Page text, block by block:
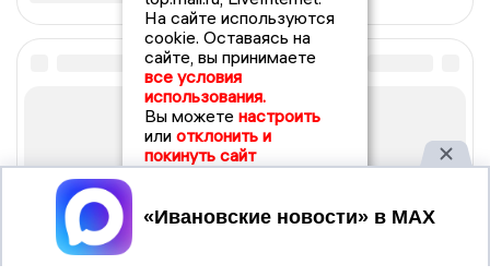
На сайте используются
cookie. Оставаясь на
сайте, вы принимаете
все условия
использования.
Вы можете настроить
или отклонить и
покинуть сайт
Принять